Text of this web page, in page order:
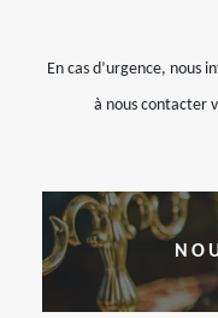
En cas d’urgence, nous
à nous contacter